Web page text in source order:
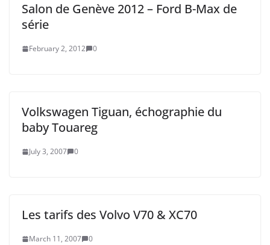
Salon de Genève 2012 – Ford B-Max de
série
February 2, 2012 0
Volkswagen Tiguan, échographie du
baby Touareg
July 3, 2007 0
Les tarifs des Volvo V70 & XC70
March 11, 2007 0